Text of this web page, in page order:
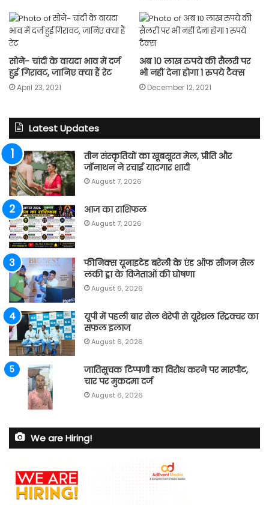
सोने- चांदी के वायदा भाव में दर्ज
हुई गिरावट, जानिए क्या हैं रेट
April 23, 2021
अब 10 लाख रुपये की सैलरी पर
भी नहीं देना होगा 1 रुपये टैक्स
December 12, 2021
Latest Updates
तीन संस्कृतियों का खूबसूरत मेल, प्रीति और
जॉनाथन ने रचाई यादगार शादी
August 7, 2026
आज का राशिफल
August 7, 2026
फीनिक्स यूनाइटेड बरेली के एंड ऑफ सीजन सेल
लकी ड्रा के विजेताओं की घोषणा
August 6, 2026
यूपी में पहली बार सेल थेरेपी से यूरेथ्रल स्ट्रिक्चर का
सफल इलाज
August 6, 2026
जातिसूचक टिप्पणी का विरोध करने पर मारपीट,
चार पर मुकदमा दर्ज
August 6, 2026
We are Hiring!